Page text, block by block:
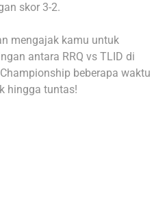
skor 3-2.
mengajak kamu untuk
antara RRQ vs TLID di
beberapa waktu
hingga tuntas!